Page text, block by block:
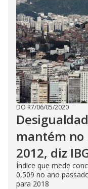
DO R7/06/05/2020
mantém no
2012, diz
Índice que mede
0,509 no ano
para 2018